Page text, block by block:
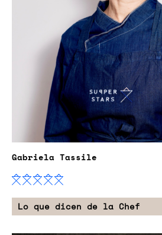
Gabriela Tassile
Lo que dicen de la Chef